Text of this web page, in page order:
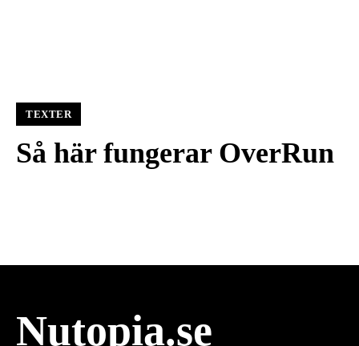
TEXTER
Så här fungerar OverRun
Nutopia.se